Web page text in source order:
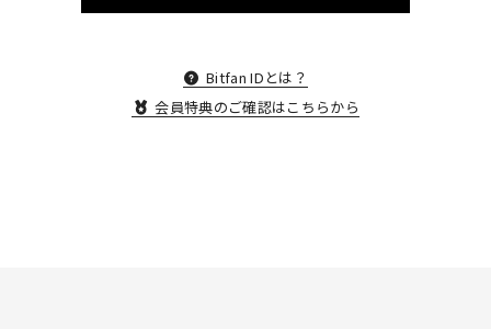
Bitfan IDとは？
会員特典のご確認はこちらから